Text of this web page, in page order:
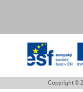
Copyright ©